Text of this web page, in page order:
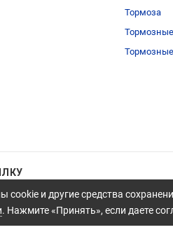
и другие средства
. Нажмите «Принять», если даете
Тормоза